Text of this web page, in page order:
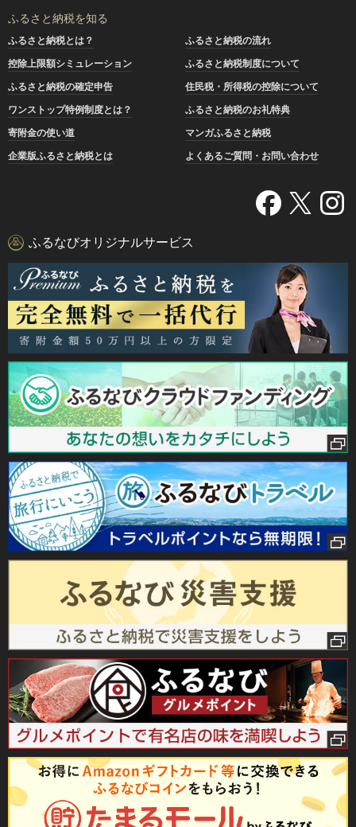
ふるさと納税を知る
ふるさと納税とは？
ふるさと納税の流れ
控除上限額シミュレーション
ふるさと納税制度について
ふるさと納税の確定申告
住民税・所得税の控除について
ワンストップ特例制度とは？
ふるさと納税のお礼特典
寄附金の使い道
マンガふるさと納税
企業版ふるさと納税とは
よくあるご質問・お問い合わせ
ふるなびオリジナルサービス